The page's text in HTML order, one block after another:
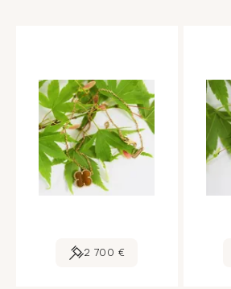
2 700 €